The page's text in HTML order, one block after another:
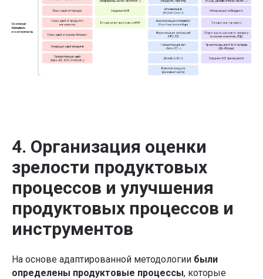
4. Организация оценки
зрелости продуктовых
процессов и улучшения
продуктовых процессов и
инструментов
На основе адаптированной методологии были
определены продуктовые процессы, которые